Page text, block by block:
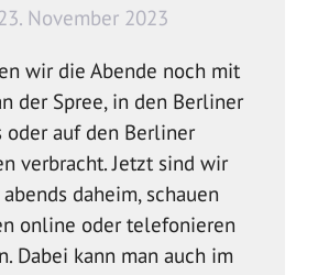
23. November 2023
wir die Abende noch mit
der Spree, in den Berliner
auf den Berliner
verbracht. Jetzt sind wir
daheim, schauen
online oder telefonieren
Dabei kann man auch im